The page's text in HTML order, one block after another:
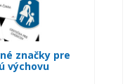
značky pre
výchovu